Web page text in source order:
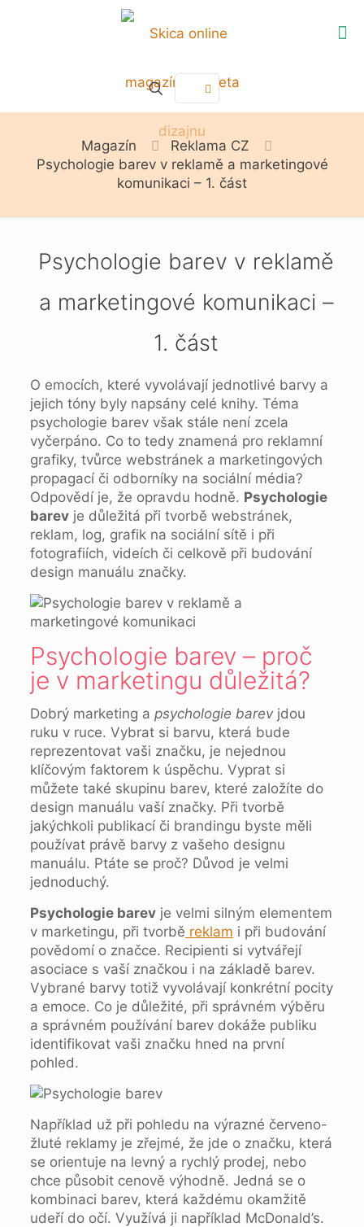
Magazín
Reklama CZ
Psychologie barev v reklamě a marketingové
komunikaci – 1. část
Psychologie barev v reklamě
a marketingové komunikaci –
1. část
O emocích, které vyvolávají jednotlivé barvy a
jejich tóny byly napsány celé knihy. Téma
psychologie barev však stále není zcela
vyčerpáno. Co to tedy znamená pro reklamní
grafiky, tvůrce webstránek a marketingových
propagací či odborníky na sociální média?
Odpovědí je, že opravdu hodně. Psychologie
barevje důležitá při tvorbě webstránek,
reklam, log, grafik na sociální sítě i při
fotografiích, videích či celkově při budování
design manuálu značky.
Psychologie barev – proč
je v marketingu důležitá?
Dobrý marketing a psychologie barevjdou
ruku v ruce. Vybrat si barvu, která bude
reprezentovat vaši značku, je nejednou
klíčovým faktorem k úspěchu. Vyprat si
můžete také skupinu barev, které založíte do
design manuálu vaší značky. Při tvorbě
jakýchkoli publikací či brandingu byste měli
používat právě barvy z vašeho designu
manuálu. Ptáte se proč? Důvod je velmi
jednoduchý.
Psychologie barevje velmi silným elementem
v marketingu, při tvorbě reklam i při budování
povědomí o značce. Recipienti si vytvářejí
asociace s vaší značkou i na základě barev.
Vybrané barvy totiž vyvolávají konkrétní pocity
a emoce. Co je důležité, při správném výběru
a správném používání barev dokáže publiku
identifikovat vaši značku hned na první
pohled.
Například už při pohledu na výrazné červeno-
žluté reklamy je zřejmé, že jde o značku, která
se orientuje na levný a rychlý prodej, nebo
chce působit cenově výhodně. Jedná se o
kombinaci barev, která každému okamžitě
udeří do očí. Využívá ji například McDonald’s.